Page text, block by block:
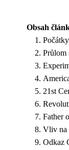
Obsah
Průlom
21st
Father
Vliv na
Odkaz